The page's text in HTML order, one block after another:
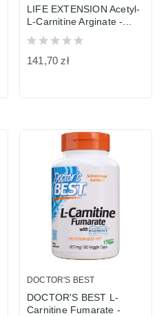
LIFE EXTENSION Acetyl-
L-Carnitine Arginate -...
141,70 zł
DOCTOR'S BEST
DOCTOR'S BEST L-
Carnitine Fumarate -